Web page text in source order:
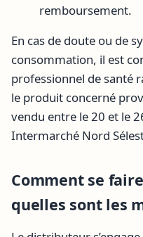
remboursement.
En cas de doute ou de
consommation, il est
professionnel de santé
le produit concerné
vendu entre le 20 et le
Intermarché Nord
Comment se
quelles sont les